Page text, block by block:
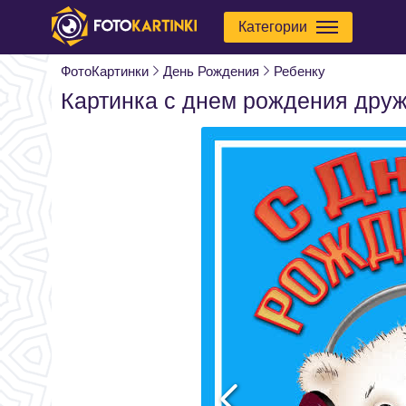
Категории
ФотоКартинки День Рождения Ребенку
Картинка с днем рождения